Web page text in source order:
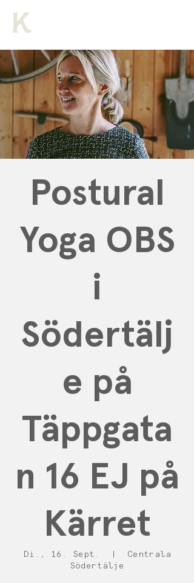
Postural
Yoga OBS
i
Södertälj
e på
Täppgata
n 16 EJ på
Kärret
Di., 16. Sept.
Centrala
Södertälje